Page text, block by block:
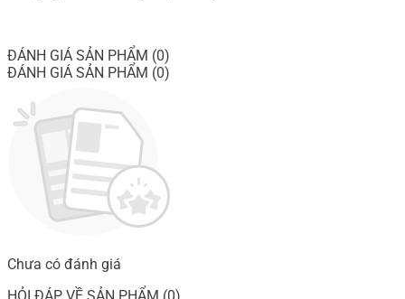
ĐÁNH GIÁ SẢN PHẨM (0)
ĐÁNH GIÁ SẢN PHẨM (0)
Chưa có đánh giá